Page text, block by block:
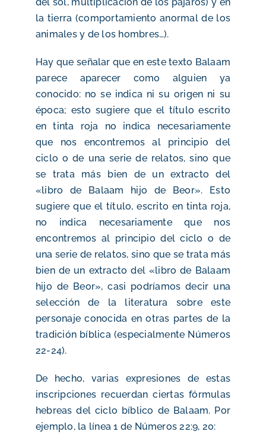
la tierra (comportamiento anormal de los
animales y de los hombres…).
Hay que señalar que en este texto Balaam
parece aparecer como alguien ya
conocido: no se indica ni su origen ni su
época; esto sugiere que el título escrito
en tinta roja no indica necesariamente
que nos encontremos al principio del
ciclo o de una serie de relatos, sino que
se trata más bien de un extracto del
«libro de Balaam hijo de Beor». Esto
sugiere que el título, escrito en tinta roja,
no indica necesariamente que nos
encontremos al principio del ciclo o de
una serie de relatos, sino que se trata más
bien de un extracto del «libro de Balaam
hijo de Beor», casi podríamos decir una
selección de la literatura sobre este
personaje conocida en otras partes de la
tradición bíblica (especialmente Números
22-24).
De hecho, varias expresiones de estas
inscripciones recuerdan ciertas fórmulas
hebreas del ciclo bíblico de Balaam. Por
ejemplo, la línea 1 de Números 22:9, 20: